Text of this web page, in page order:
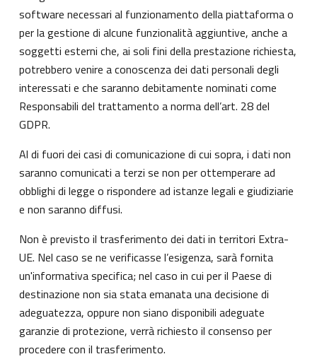
software necessari al funzionamento della piattaforma o
per la gestione di alcune funzionalità aggiuntive, anche a
soggetti esterni che, ai soli fini della prestazione richiesta,
potrebbero venire a conoscenza dei dati personali degli
interessati e che saranno debitamente nominati come
Responsabili del trattamento a norma dell’art. 28 del
GDPR.
Al di fuori dei casi di comunicazione di cui sopra, i dati non
saranno comunicati a terzi se non per ottemperare ad
obblighi di legge o rispondere ad istanze legali e giudiziarie
e non saranno diffusi.
Non è previsto il trasferimento dei dati in territori Extra-
UE. Nel caso se ne verificasse l’esigenza, sarà fornita
un'informativa specifica; nel caso in cui per il Paese di
destinazione non sia stata emanata una decisione di
adeguatezza, oppure non siano disponibili adeguate
garanzie di protezione, verrà richiesto il consenso per
procedere con il trasferimento.